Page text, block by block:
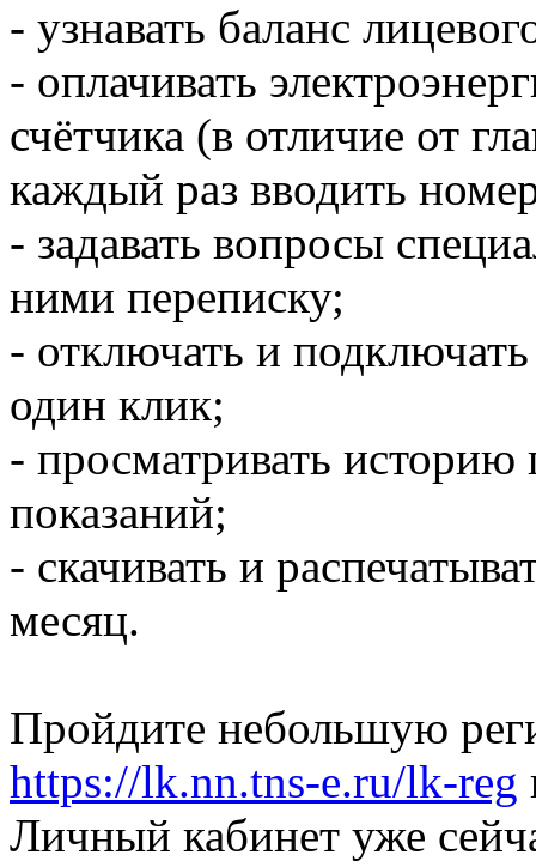
- узнавать баланс
- оплачивать
счётчика (в отличие от
каждый раз вводить
- задавать вопросы
ними переписку;
- отключать и
один клик;
- просматривать
показаний;
- скачивать и
месяц.
Пройдите небольшую
https://lk.nn.tns-e.ru/lk-reg
Личный кабинет уже